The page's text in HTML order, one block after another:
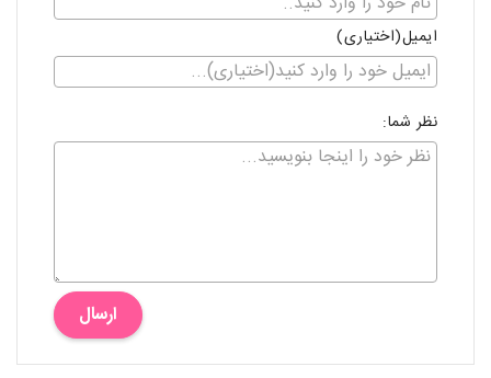
ایمیل(اختیاری)
نظر شما:
ارسال